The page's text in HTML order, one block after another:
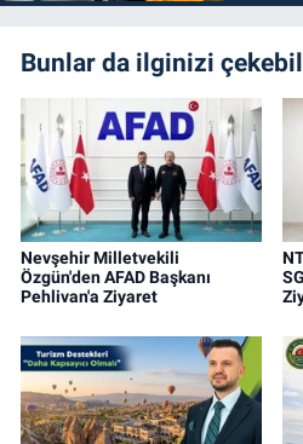
Bunlar da ilginizi
Nevşehir Milletvekili
Özgün'den AFAD Başkanı
Pehlivan'a Ziyaret